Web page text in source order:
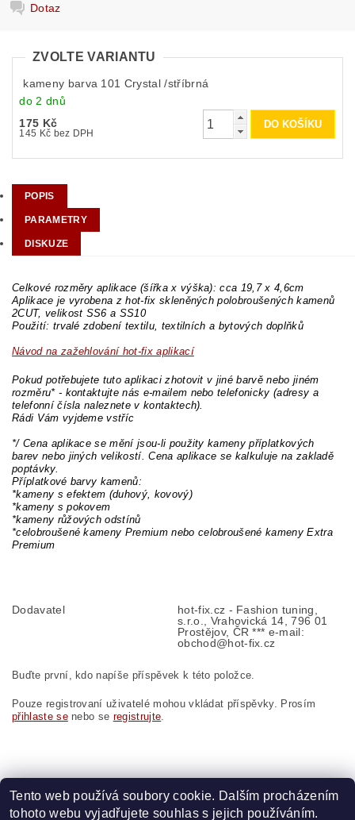
Dotaz
ZVOLTE VARIANTU
kameny barva 101 Crystal /stříbrná
do 2 dnů
175 Kč
145 Kč bez DPH
POPIS
PARAMETRY
DISKUZE
Celkové rozměry aplikace (šířka x výška): cca 19,7 x 4,6cm
Aplikace je vyrobena z hot-fix skleněných polobroušených kamenů
2CUT, velikost SS6 a SS10
Použití: trvalé zdobení textilu, textilních a bytových doplňků
Návod na zažehlování hot-fix aplikací
Pokud potřebujete tuto aplikaci zhotovit v jiné barvě nebo jiném
rozměru* - kontaktujte nás e-mailem nebo telefonicky (adresy a
telefonní čísla naleznete v kontaktech).
Rádi Vám vyjdeme vstříc
*/ Cena aplikace se mění jsou-li použity kameny příplatkových
barev nebo jiných velikostí. Cena aplikace se kalkuluje na zakladě
poptávky.
Příplatkové barvy kamenů:
*kameny s efektem (duhový, kovový)
*kameny s pokovem
*kameny růžových odstínů
*celobroušené kameny Premium nebo celobroušené kameny Extra
Premium
Dodavatel
hot-fix.cz - Fashion tuning,
s.r.o., Vrahovická 14, 796 01
Prostějov, ČR *** e-mail:
obchod@hot-fix.cz
Buďte první, kdo napíše příspěvek k této položce.
Pouze registrovaní uživatelé mohou vkládat příspěvky. Prosím
přihlaste senebo se registrujte.
Tento web používá soubory cookie. Dalším procházením
tohoto webu vyjadřujete souhlas s jejich používáním.